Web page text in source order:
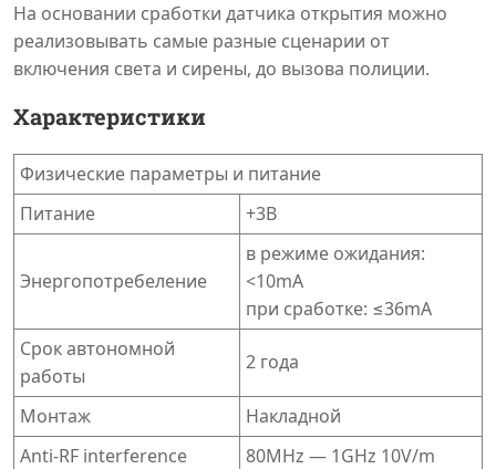
На основании сработки датчика открытия можно
реализовывать самые разные сценарии от
включения света и сирены, до вызова полиции.
Характеристики
Физические параметры и питание
Питание
+3В
Энергопотребеление
в режиме ожидания:
<10mA
при сработке: ≤36mA
Срок автономной
работы
2 года
Монтаж
Накладной
Anti-RF interference
80MHz — 1GHz 10V/m